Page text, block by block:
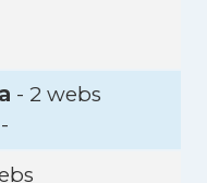
- 2 webs
-